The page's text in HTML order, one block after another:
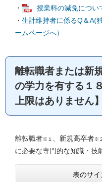
・
授業料の減免につい
・ 生計維持者に係るQ＆A(
ームページへ）
離転職者または新
の学力を有する１
上限はありません】
離転職者※１ 、新規高卒者※
に必要な専門的な知識・技
表のサイ